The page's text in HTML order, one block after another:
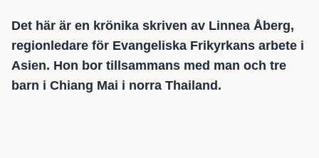
Det här är en krönika skriven av Linnea Åberg,
regionledare för Evangeliska Frikyrkans arbete i
Asien. Hon bor tillsammans med man och tre
barn i Chiang Mai i norra Thailand.